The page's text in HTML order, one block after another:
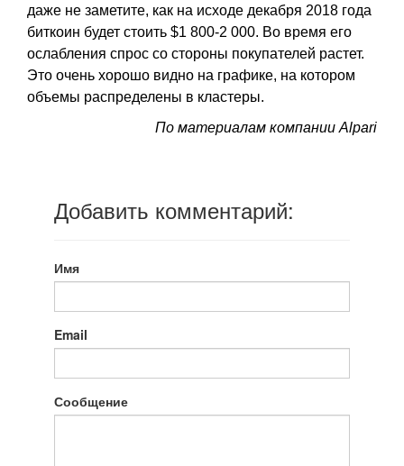
даже не заметите, как на исходе декабря 2018 года
биткоин будет стоить $1 800-2 000. Во время его
ослабления спрос со стороны покупателей растет.
Это очень хорошо видно на графике, на котором
объемы распределены в кластеры.
По материалам компании Alpari
самое
худшее
впереди»
Добавить комментарий:
Имя
Email
Сообщение